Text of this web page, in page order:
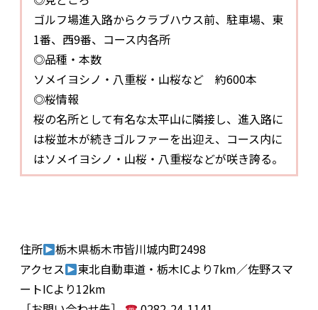
ゴルフ場進入路からクラブハウス前、駐車場、東
1番、西9番、コース内各所
◎品種・本数
ソメイヨシノ・八重桜・山桜など 約600本
◎桜情報
桜の名所として有名な太平山に隣接し、進入路に
は桜並木が続きゴルファーを出迎え、コース内に
はソメイヨシノ・山桜・八重桜などが咲き誇る。
住所
栃木県栃木市皆川城内町2498
アクセス
東北自動車道・栃木ICより7km／佐野スマ
ートICより12km